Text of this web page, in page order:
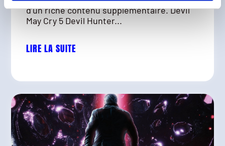
d’un riche contenu supplémentaire. Devil
May Cry 5 Devil Hunter...
LIRE LA SUITE